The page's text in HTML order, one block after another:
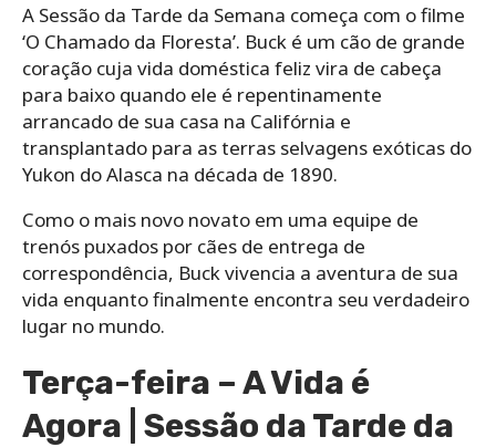
A Sessão da Tarde da Semana começa com o filme
‘O Chamado da Floresta’. Buck é um cão de grande
coração cuja vida doméstica feliz vira de cabeça
para baixo quando ele é repentinamente
arrancado de sua casa na Califórnia e
transplantado para as terras selvagens exóticas do
Yukon do Alasca na década de 1890.
Como o mais novo novato em uma equipe de
trenós puxados por cães de entrega de
correspondência, Buck vivencia a aventura de sua
vida enquanto finalmente encontra seu verdadeiro
lugar no mundo.
Terça-feira – A Vida é
Agora | Sessão da Tarde da